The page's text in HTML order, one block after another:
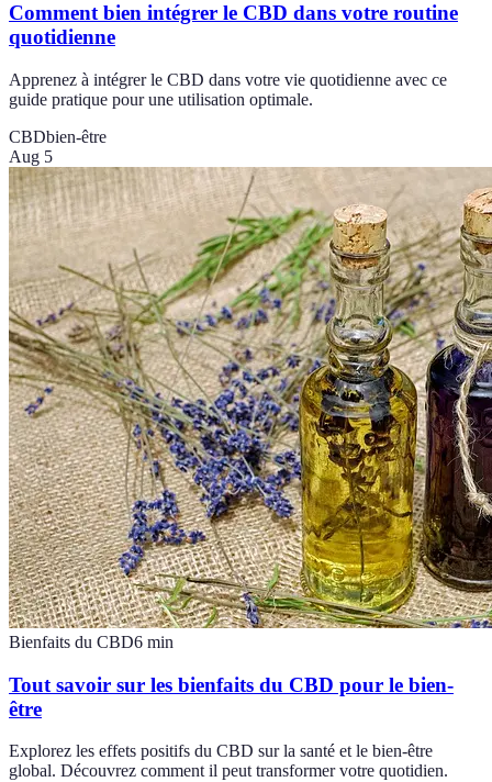
Comment bien intégrer le CBD dans votre routine
quotidienne
Apprenez à intégrer le CBD dans votre vie quotidienne avec ce
guide pratique pour une utilisation optimale.
CBDbien-être
Aug 5
Bienfaits du CBD6 min
Tout savoir sur les bienfaits du CBD pour le bien-
être
Explorez les effets positifs du CBD sur la santé et le bien-être
global. Découvrez comment il peut transformer votre quotidien.